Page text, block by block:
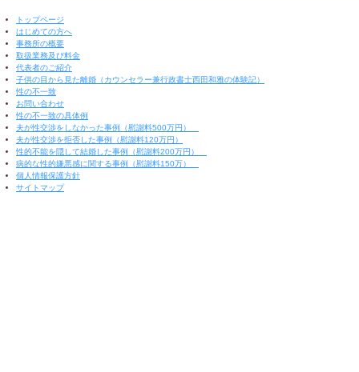
トップページ
はじめての方へ
事務所の概要
取扱業務及び料金
代表者のご紹介
子供の目から見た離婚（カウンセラー兼行政書士西田和雅の体験記）
性の不一致
お問い合わせ
性の不一致の具体例
夫が性交渉をしなかった事例（慰謝料500万円）
夫が性交渉を拒否した事例（慰謝料120万円）
性的不能を隠して結婚した事例（慰謝料200万円）
病的な性的嫌悪感に関する事例（慰謝料150万）
個人情報保護方針
サイトマップ